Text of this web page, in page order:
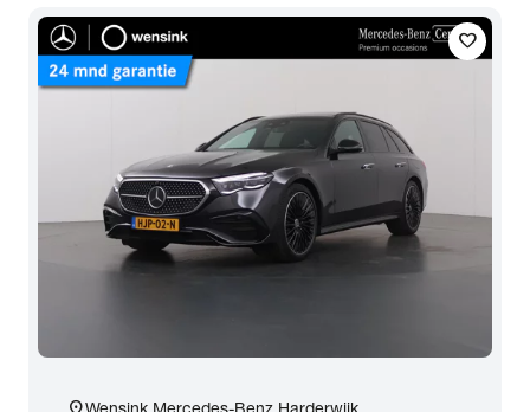
favorite
Wensink Mercedes-Benz Harderwijk